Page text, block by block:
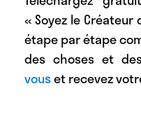
« Soyez le
étape par étape
des choses et
vouset recevez